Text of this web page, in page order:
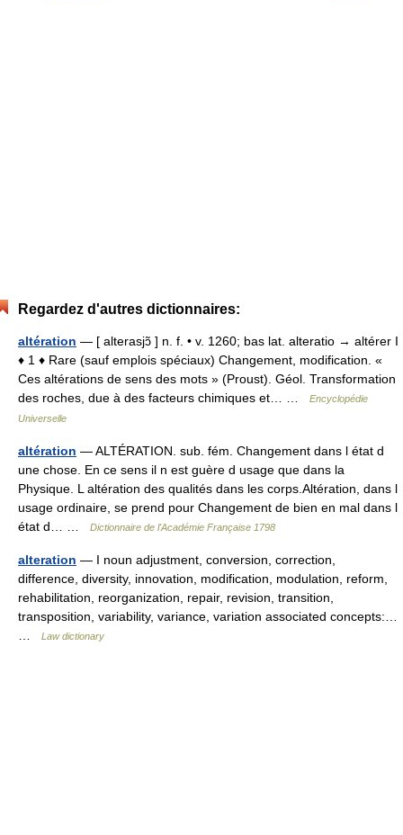
Regardez d'autres dictionnaires:
altération — [ alterasjɔ̃ ] n. f. • v. 1260; bas lat. alteratio → altérer I
♦ 1 ♦ Rare (sauf emplois spéciaux) Changement, modification. «
Ces altérations de sens des mots » (Proust). Géol. Transformation
des roches, due à des facteurs chimiques et… …
Encyclopédie
Universelle
altération — ALTÉRATION. sub. fém. Changement dans l état d
une chose. En ce sens il n est guère d usage que dans la
Physique. L altération des qualités dans les corps.Altération, dans l
usage ordinaire, se prend pour Changement de bien en mal dans l
état d… …
Dictionnaire de l'Académie Française 1798
alteration — I noun adjustment, conversion, correction,
difference, diversity, innovation, modification, modulation, reform,
rehabilitation, reorganization, repair, revision, transition,
transposition, variability, variance, variation associated concepts:…
Law dictionary